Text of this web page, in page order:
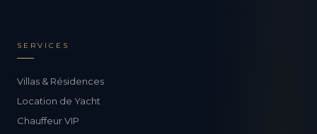
SERVICES
Villas & Résidences
Location de Yacht
Chauffeur VIP